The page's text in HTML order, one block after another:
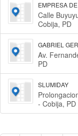
EMPRESA
Calle
Cobija, PD
GABRIEL
Av.
PD
SLUMIDAY
- Cobija, PD